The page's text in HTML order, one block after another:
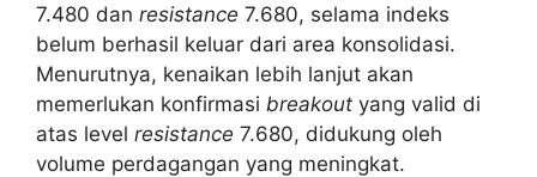
7.480 dan resistance 7.680, selama indeks
belum berhasil keluar dari area konsolidasi.
Menurutnya, kenaikan lebih lanjut akan
memerlukan konfirmasi breakout yang valid di
atas level resistance 7.680, didukung oleh
volume perdagangan yang meningkat.